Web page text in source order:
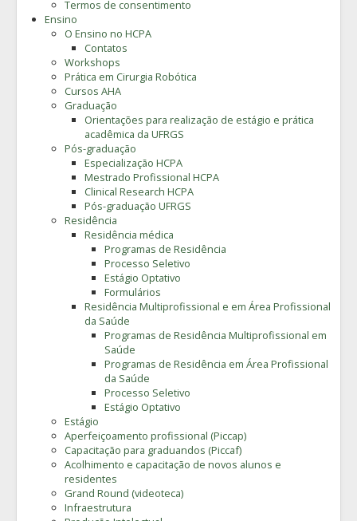
Termos de consentimento
Ensino
O Ensino no HCPA
Contatos
Workshops
Prática em Cirurgia Robótica
Cursos AHA
Graduação
Orientações para realização de estágio e prática
acadêmica da UFRGS
Pós-graduação
Especialização HCPA
Mestrado Profissional HCPA
Clinical Research HCPA
Pós-graduação UFRGS
Residência
Residência médica
Programas de Residência
Processo Seletivo
Estágio Optativo
Formulários
Residência Multiprofissional e em Área Profissional
da Saúde
Programas de Residência Multiprofissional em
Saúde
Programas de Residência em Área Profissional
da Saúde
Processo Seletivo
Estágio Optativo
Estágio
Aperfeiçoamento profissional (Piccap)
Capacitação para graduandos (Piccaf)
Acolhimento e capacitação de novos alunos e
residentes
Grand Round (videoteca)
Infraestrutura